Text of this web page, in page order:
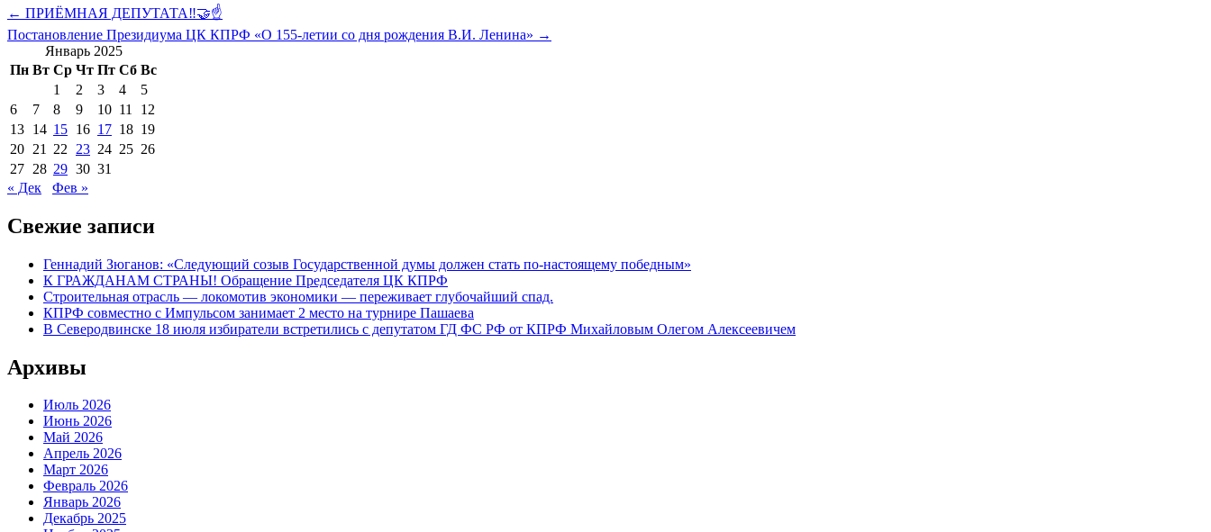
Навигация
по
записям
← ПРИЁМНАЯ ДЕПУТАТА‼️🤝☝️
Постановление Президиума ЦК КПРФ «О 155-летии со дня рождения В.И. Ленина» →
Январь 2025
Пн Вт Ср Чт Пт Сб Вс
1
2 3 4
5
6
7 8 9 10 11
12
13 14 15 16 17 18 19
20 21 22 23 24 25 26
27 28 29 30 31
« Дек
Фев »
Свежие записи
Геннадий Зюганов: «Следующий созыв Государственной думы должен стать по-настоящему победным»
К ГРАЖДАНАМ СТРАНЫ! Обращение Председателя ЦК КПРФ
Строительная отрасль — локомотив экономики — переживает глубочайший спад.
КПРФ совместно с Импульсом занимает 2 место на турнире Пашаева
В Северодвинске 18 июля избиратели встретились с депутатом ГД ФС РФ от КПРФ Михайловым Олегом Алексеевичем
Архивы
Июль 2026
Июнь 2026
Май 2026
Апрель 2026
Март 2026
Февраль 2026
Январь 2026
Декабрь 2025